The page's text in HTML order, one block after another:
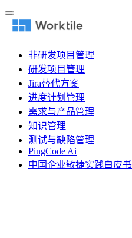
非研发项目管理
研发项目管理
Jira替代方案
进度计划管理
需求与产品管理
知识管理
测试与缺陷管理
PingCode Ai
中国企业敏捷实践白皮书